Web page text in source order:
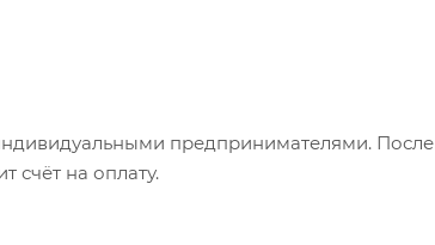
предпринимателями. После
счёт на оплату.